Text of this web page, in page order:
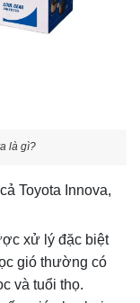
là gì?
Toyota Innova,
xử lý đặc biệt
gió thường có
và tuổi thọ.